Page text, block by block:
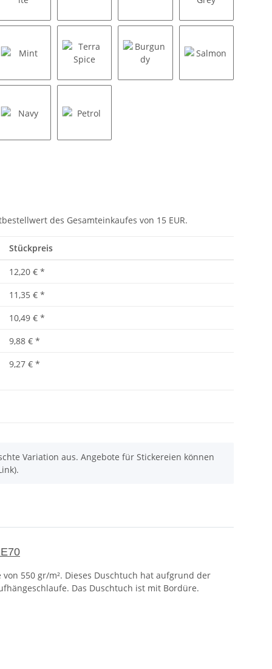
Anthracite Taupe Ivory Silver Grey
Mint Terra Spice
des Gesamteinkaufes von 15 EUR.
Stückpreis
12,20 € *
11,35 € *
10,49 € *
9,88 € *
9,27 € *
Variation aus. Angebote für Stickereien können
550 gr/m². Dieses Duschtuch hat aufgrund der
Das Duschtuch ist mit Bordüre.